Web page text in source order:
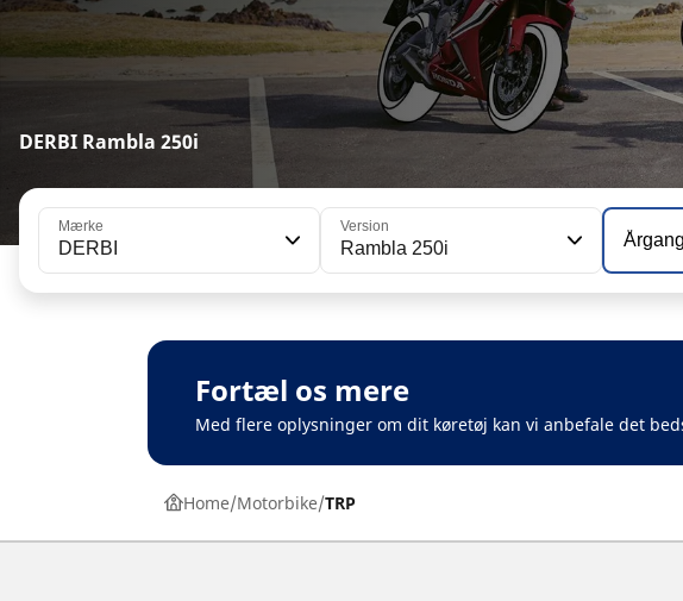
DERBI Rambla 250i
Mærke
DERBI
Version
Rambla 250i Årgang
Fortæl os mere
Med flere oplysninger om dit køretøj kan vi anbefale det
Home Motorbike TRP